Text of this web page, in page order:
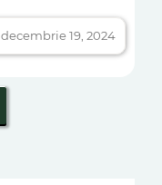
decembrie 19, 2024